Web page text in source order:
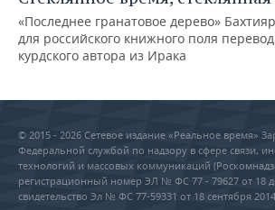
«Последнее гранатовое дерево»
для российского книжного поля
курдского автора из Ирака
© 2015 - 2026 Сетевое издание «Реальное время»
Федеральной службой по надзору в сфере связи,
технологий и массовых коммуникаций
регистрационный номер ЭЛ № ФС 77 - 79627 от 18
свидетельство Эл № ФС 77-59331 от 18 сентября